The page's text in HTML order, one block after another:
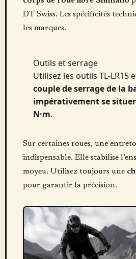
DT Swiss. Les spécificités
les marques.
Outils et serrage
Utilisez les outils TL-LR15
couple de serrage de la
impérativement se
N·m.
Sur certaines roues, une
indispensable. Elle stabilise
moyeu. Utilisez toujours une
pour garantir la précision.